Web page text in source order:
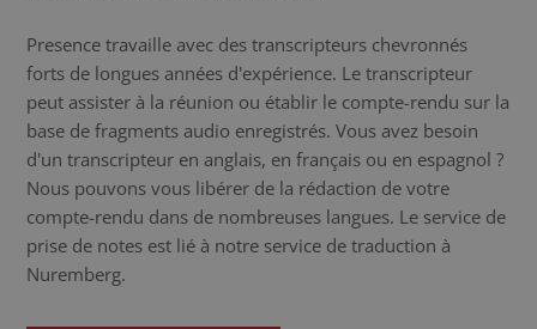
Presence travaille avec des transcripteurs chevronnés
forts de longues années d'expérience. Le transcripteur
peut assister à la réunion ou établir le compte-rendu sur la
base de fragments audio enregistrés. Vous avez besoin
d'un transcripteur en anglais, en français ou en espagnol ?
Nous pouvons vous libérer de la rédaction de votre
compte-rendu dans de nombreuses langues. Le service de
prise de notes est lié à notre service de traduction à
Nuremberg.